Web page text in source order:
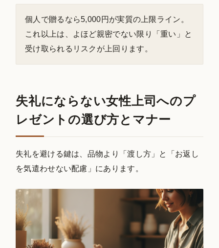
個人で贈るなら5,000円が実質の上限ライン。
これ以上は、よほど親密でない限り「重い」と
受け取られるリスクが上回ります。
失礼にならない女性上司へのプ
レゼントの選び方とマナー
失礼を避ける鍵は、品物より「渡し方」と「お返し
を気遣わせない配慮」にあります。